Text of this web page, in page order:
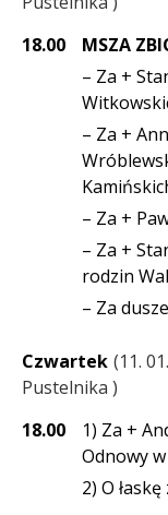
18.00
MSZA
– Za +
– Za +
– Za +
– Za +
rodzin
– Za
Czwartek 11.
Pustelnika
18.00
1) Za +
Odnowy
2) O